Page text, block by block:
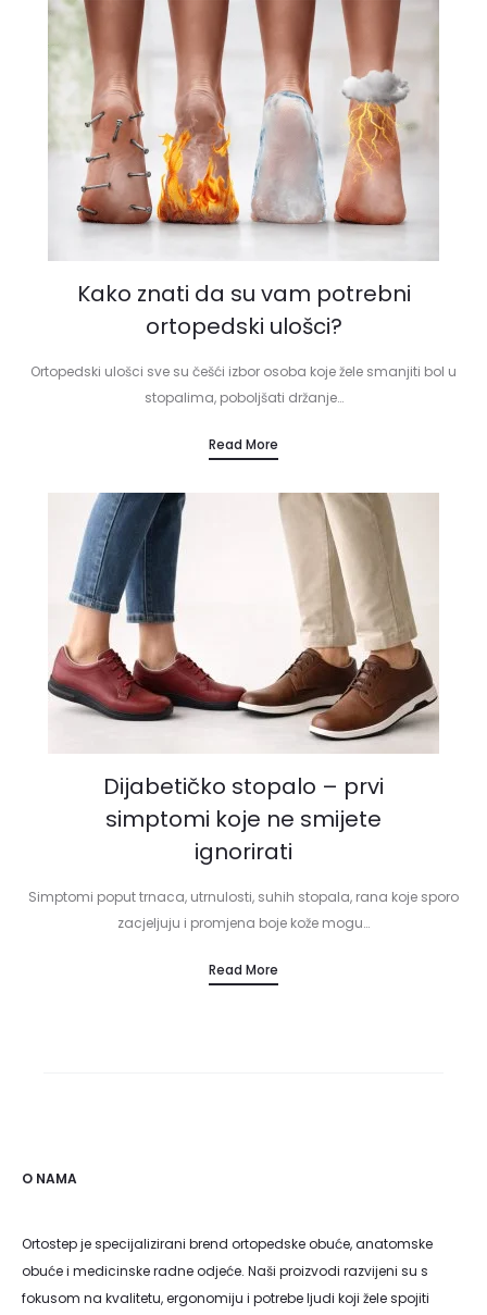
Kako znati da su vam potrebni
ortopedski ulošci?
Ortopedski ulošci sve su češći izbor osoba koje žele smanjiti bol u
stopalima, poboljšati držanje…
Read More
Dijabetičko stopalo – prvi
simptomi koje ne smijete
ignorirati
Simptomi poput trnaca, utrnulosti, suhih stopala, rana koje sporo
zacjeljuju i promjena boje kože mogu…
Read More
O NAMA
Ortostep je specijalizirani brend ortopedske obuće, anatomske
obuće i medicinske radne odjeće. Naši proizvodi razvijeni su s
fokusom na kvalitetu, ergonomiju i potrebe ljudi koji žele spojiti